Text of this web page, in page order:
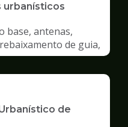
urbanísticos
base, antenas,
de guia,
de